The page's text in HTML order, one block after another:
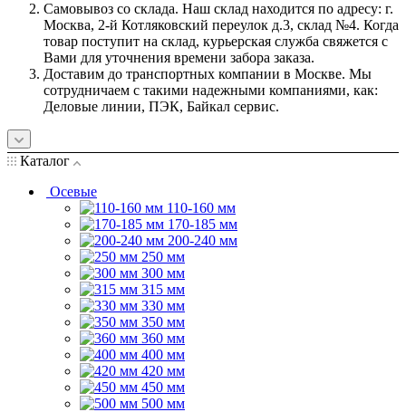
Самовывоз со склада. Наш склад находится по адресу: г.
Москва, 2-й Котляковский переулок д.3, склад №4. Когда
товар поступит на склад, курьерская служба свяжется с
Вами для уточнения времени забора заказа.
Доставим до транспортных компании в Москве. Мы
сотрудничаем с такими надежными компаниями, как:
Деловые линии, ПЭК, Байкал сервис.
Каталог
Осевые
110-160 мм
170-185 мм
200-240 мм
250 мм
300 мм
315 мм
330 мм
350 мм
360 мм
400 мм
420 мм
450 мм
500 мм